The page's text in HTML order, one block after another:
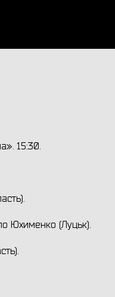
15:30.
Юхименко (Луцьк).